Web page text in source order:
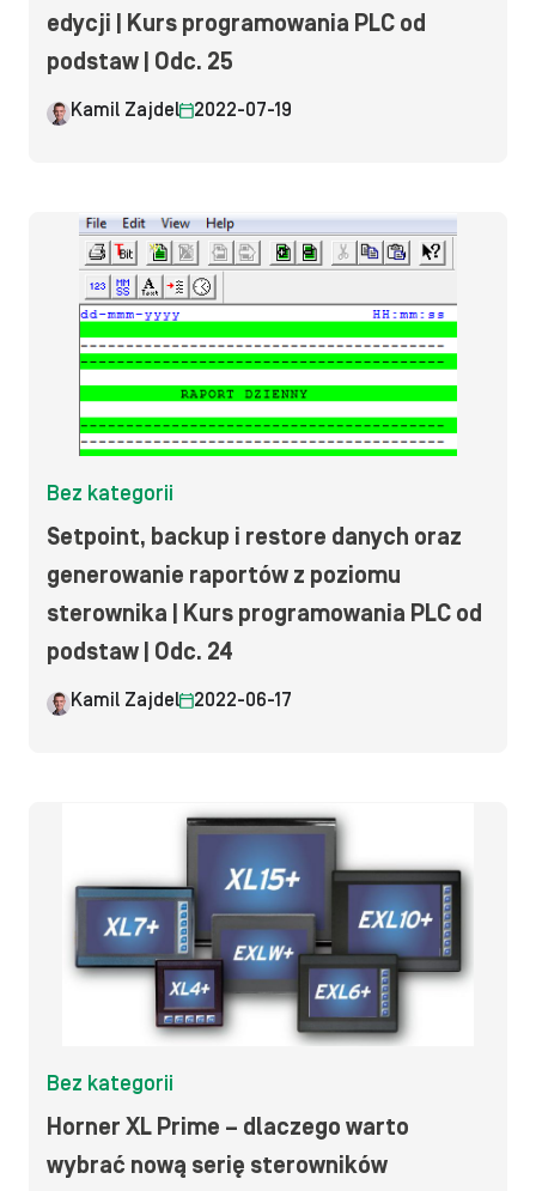
edycji | Kurs programowania PLC od
podstaw | Odc. 25
Kamil Zajdel 2022-07-19
Bez kategorii
Setpoint, backup i restore danych oraz
generowanie raportów z poziomu
sterownika | Kurs programowania PLC od
podstaw | Odc. 24
Kamil Zajdel 2022-06-17
Bez kategorii
Horner XL Prime – dlaczego warto
wybrać nową serię sterowników